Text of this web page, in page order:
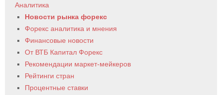
Аналитика
Новости рынка форекс
Форекс аналитика и мнения
Финансовые новости
От ВТБ Капитал Форекс
Рекомендации маркет-мейкеров
Рейтинги стран
Процентные ставки